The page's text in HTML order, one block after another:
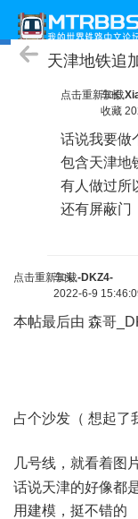
模组相关
天津地铁追
点击重新加载
车长
收藏
话说我要做
包含天津地
有人做过所
还有屏蔽门
点击重新加载
车头 -DKZ4-
2022-6-9
本帖最后由 森哥
占个沙发（ 想起了
几号线，就看着图
话说天津的好像都
用建模，挺不错的